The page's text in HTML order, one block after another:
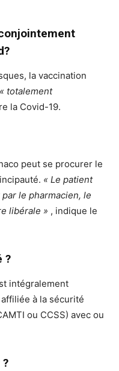
la vaccination
« totalement
la Covid-19.
peut se procurer le
« Le patient
le pharmacien, le
libérale » , indique le
?
intégralement
à la sécurité
ou CCSS) avec ou